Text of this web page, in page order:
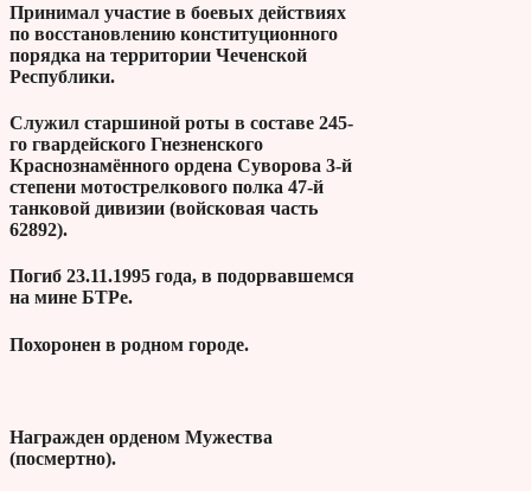
Принимал участие в боевых действиях
по восстановлению конституционного
порядка на территории Чеченской
Республики.
Служил старшиной роты в составе 245-
го гвардейского Гнезненского
Краснознамённого ордена Суворова 3-й
степени мотострелкового полка 47-й
танковой дивизии (войсковая часть
62892).
Погиб 23.11.1995 года, в подорвавшемся
на мине БТРе.
Похоронен в родном городе.
Награжден орденом Мужества
(посмертно).